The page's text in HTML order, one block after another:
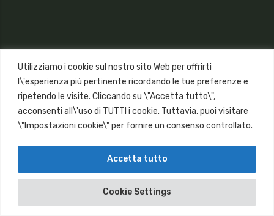
Utilizziamo i cookie sul nostro sito Web per offrirti
l\'esperienza più pertinente ricordando le tue preferenze e
ripetendo le visite. Cliccando su \"Accetta tutto\",
acconsenti all\'uso di TUTTI i cookie. Tuttavia, puoi visitare
\"Impostazioni cookie\" per fornire un consenso controllato.
Cookie Settings
Accetta tutto